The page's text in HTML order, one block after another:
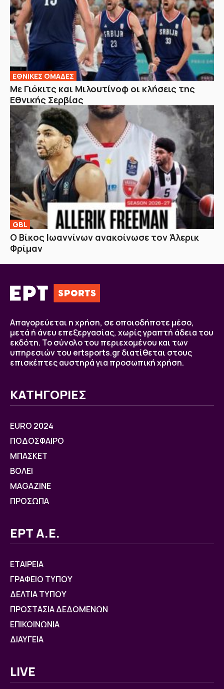
EΘΝΙΚΕΣ OΜΑΔΕΣ
Με Γιόκιτς και Μιλουτίνοφ οι κλήσεις της
Εθνικής Σερβίας
GBL
Ο Βίκος Ιωαννίνων ανακοίνωσε τον Άλερικ
Φρίμαν
Απαγορεύεται η χρήση, σε οποιοδήποτε μέσο,
μετά ή άνευ επεξεργασίας, χωρίς γραπτή άδεια του
εκδότη. Το σύνολο του περιεχομένου και των
υπηρεσιών του ertsports.gr διατίθεται στους
επισκέπτες αυστηρά για προσωπική χρήση.
ΚΑΤΗΓΟΡΙΕΣ
EURO 2024
ΠΟΔΟΣΦΑΙΡΟ
ΜΠΑΣΚΕΤ
ΒOΛΕΙ
MAGAZINE
ΠΡΟΣΩΠΑ
ΕΡΤ Α.Ε.
ΕΤΑΙΡΕΙΑ
ΓΡΑΦΕΙΟ ΤΥΠΟΥ
ΔΕΛΤΙΑ ΤΥΠΟΥ
ΠΡΟΣΤΑΣΙΑ ΔΕΔΟΜΕΝΩΝ
ΕΠΙΚΟΙΝΩΝΙΑ
ΔΙΑΥΓΕΙΑ
LIVE